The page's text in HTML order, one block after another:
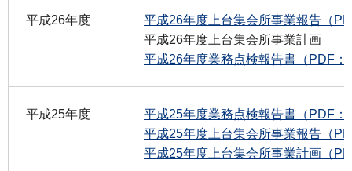
平成26年度
平成26年度上台集会所事業報告（
平成26年度上台集会所事業計画
平成26年度業務点検報告書（PDF：
平成25年度
平成25年度業務点検報告書（PDF：
平成25年度上台集会所事業報告（
平成25年度上台集会所事業計画（